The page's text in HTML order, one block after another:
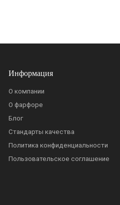
Информация
О компании
О фарфоре
Блог
Стандарты качества
Политика конфиденциальности
Пользовательское соглашение